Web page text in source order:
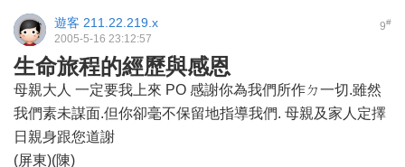
9#
遊客 211.22.219.x
2005-5-16 23:12:57
生命旅程的經歷與感恩
母親大人 一定要我上來 PO 感謝你為我們所作ㄉ一切.雖然
我們素未謀面.但你卻毫不保留地指導我們. 母親及家人定擇
日親身跟您道謝
(屏東)(陳)